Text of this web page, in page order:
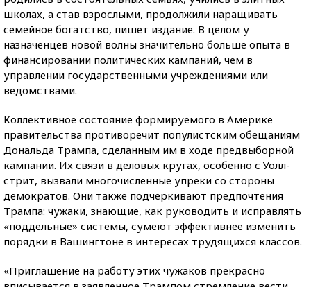
школах, а став взрослыми, продолжили наращивать
семейное богатство, пишет издание. В целом у
назначенцев новой волны значительно больше опыта в
финансировании политических кампаний, чем в
управлении государственными учреждениями или
ведомствами.
Коллективное состояние формируемого в Америке
правительства противоречит популистским обещаниям
Дональда Трампа, сделанным им в ходе предвыборной
кампании. Их связи в деловых кругах, особенно с Уолл-
стрит, вызвали многочисленные упреки со стороны
демократов. Они также подчеркивают предпочтения
Трампа: чужаки, знающие, как руководить и исправлять
«поддельные» системы, сумеют эффективнее изменить
порядки в Вашингтоне в интересах трудящихся классов.
«Приглашение на работу этих чужаков прекрасно